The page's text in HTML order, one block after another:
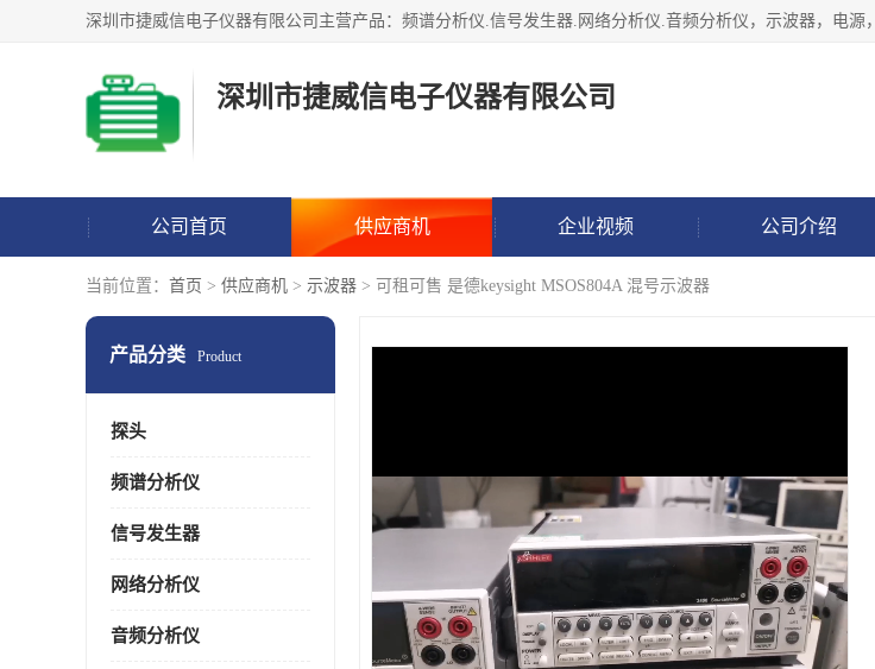
深圳市捷威信电子仪器有限公司
公司首页 供应商机 企业视频 公司介绍
当前位置： 首页 > 供应商机 > 示波器 > 可租可售 是德keysight MSOS804A 混号示波器
产品分类 Product
探头
频谱分析仪
信号发生器
网络分析仪
音频分析仪